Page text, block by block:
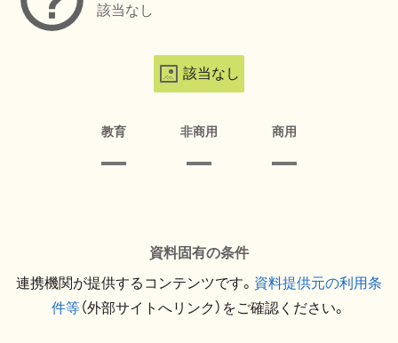
該当なし
該当なし
教育 非商用 商用
資料固有の条件
連携機関が提供するコンテンツです。 資料提供元の利用条
件等（外部サイトへリンク）をご確認ください。